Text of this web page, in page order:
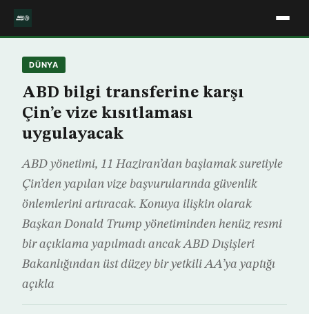
DÜNYA
ABD bilgi transferine karşı
Çin’e vize kısıtlaması
uygulayacak
ABD yönetimi, 11 Haziran’dan başlamak suretiyle
Çin’den yapılan vize başvurularında güvenlik
önlemlerini artıracak. Konuya ilişkin olarak
Başkan Donald Trump yönetiminden henüz resmi
bir açıklama yapılmadı ancak ABD Dışişleri
Bakanlığından üst düzey bir yetkili AA’ya yaptığı
açıkla